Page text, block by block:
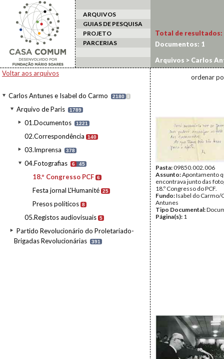
ARQUIVOS
GUIAS DE PESQUISA
PROJETO
PARCERIAS
Voltar aos arquivos
Carlos Antunes e Isabel do Carmo 2180 I
Arquivo de Paris 1789
01.Documentos 1221
02.Correspondência 140
03.Imprensa 378
04.Fotografias 6 45
18.º Congresso PCF 6
Festa jornal L'Humanité 25
Presos políticos 8
05.Registos audiovisuais 5
Partido Revolucionário do Proletariado-
Brigadas Revolucionárias
391
Total de resultados:
Documentos: 1
Arquivos > Carlos
ordenar
Pasta:09850.002.006
Assunto:Apontamento
encontrava junto das
18.º Congresso do PCF.
Fundo:Isabel do Carmo/
Antunes
Tipo Documental:
Página(s): 1